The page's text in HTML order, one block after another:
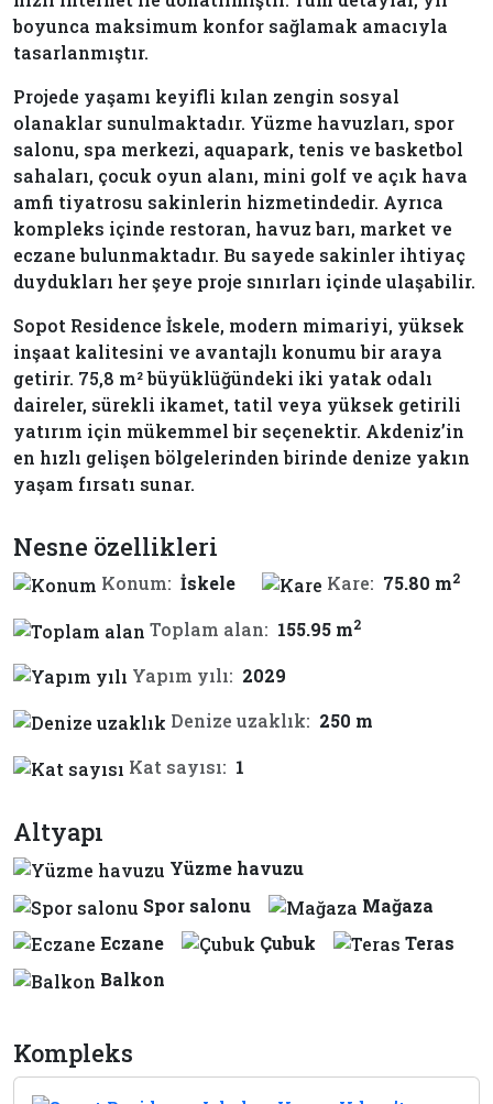
boyunca maksimum konfor sağlamak amacıyla
tasarlanmıştır.
Projede yaşamı keyifli kılan zengin sosyal
olanaklar sunulmaktadır. Yüzme havuzları, spor
salonu, spa merkezi, aquapark, tenis ve basketbol
sahaları, çocuk oyun alanı, mini golf ve açık hava
amfi tiyatrosu sakinlerin hizmetindedir. Ayrıca
kompleks içinde restoran, havuz barı, market ve
eczane bulunmaktadır. Bu sayede sakinler ihtiyaç
duydukları her şeye proje sınırları içinde ulaşabilir.
Sopot Residence İskele, modern mimariyi, yüksek
inşaat kalitesini ve avantajlı konumu bir araya
getirir. 75,8 m² büyüklüğündeki iki yatak odalı
daireler, sürekli ikamet, tatil veya yüksek getirili
yatırım için mükemmel bir seçenektir. Akdeniz’in
en hızlı gelişen bölgelerinden birinde denize yakın
yaşam fırsatı sunar.
Nesne özellikleri
Konum: İskele Kare: 75.80 m2
Toplam alan: 155.95 m2
Yapım yılı: 2029
Denize uzaklık: 250 m
Kat sayısı: 1
Altyapı
Yüzme havuzu
Spor salonu
Mağaza
Eczane
Çubuk
Teras
Balkon
Kompleks